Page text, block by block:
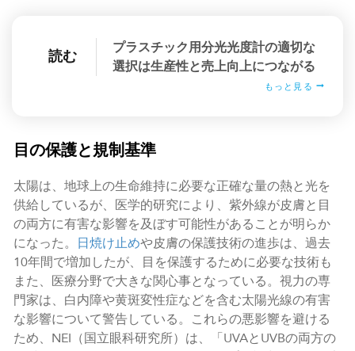
読む
プラスチック用分光光度計の適切な
選択は生産性と売上向上につながる
もっと見る
目の保護と規制基準
太陽は、地球上の生命維持に必要な正確な量の熱と光を
供給しているが、医学的研究により、紫外線が皮膚と目
の両方に有害な影響を及ぼす可能性があることが明らか
になった。 日焼け止めや皮膚の保護技術の進歩は、過去
10年間で増加したが、目を保護するために必要な技術も
また、医療分野で大きな関心事となっている。視力の専
門家は、白内障や黄斑変性症などを含む太陽光線の有害
な影響について警告している。これらの悪影響を避ける
ため、NEI（国立眼科研究所）は、「UVAとUVBの両方の